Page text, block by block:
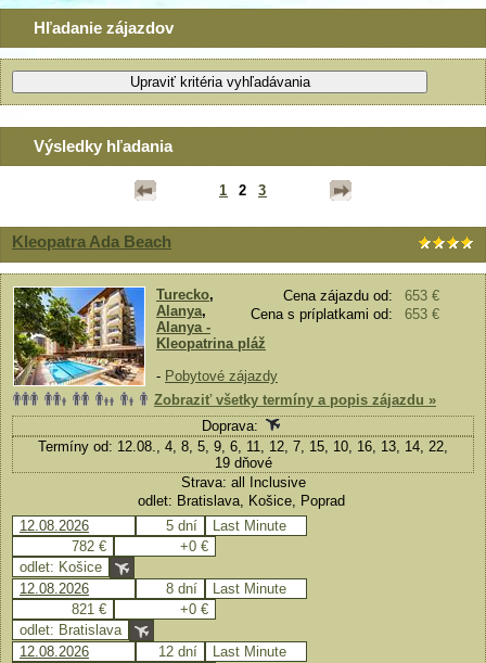
Hľadanie zájazdov
Výsledky hľadania
1 2 3
Kleopatra Ada Beach
Cena zájazdu od:
653 €
Cena s príplatkami od:
653 €
Turecko,
Alanya,
Alanya -
Kleopatrina pláž
- Pobytové zájazdy
Zobraziť všetky termíny a popis zájazdu »
Doprava:
Termíny od: 12.08., 4, 8, 5, 9, 6, 11, 12, 7, 15, 10, 16, 13, 14, 22,
19 dňové
Strava: all Inclusive
odlet: Bratislava, Košice, Poprad
12.08.2026
5 dní
Last Minute
782 €
+0 €
odlet: Košice
12.08.2026
8 dní
Last Minute
821 €
+0 €
odlet: Bratislava
12.08.2026
12 dní
Last Minute